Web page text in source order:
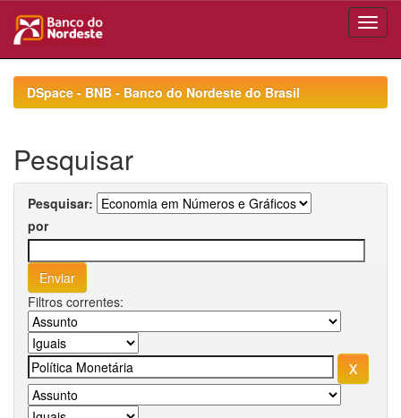
navigationDSpace - BNB - Banco do Nordeste do Brasil
Pesquisar
Pesquisar:
por
Filtros correntes: